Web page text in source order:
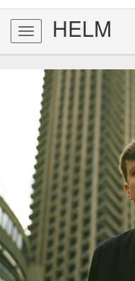
Toggle
navigation
HELM